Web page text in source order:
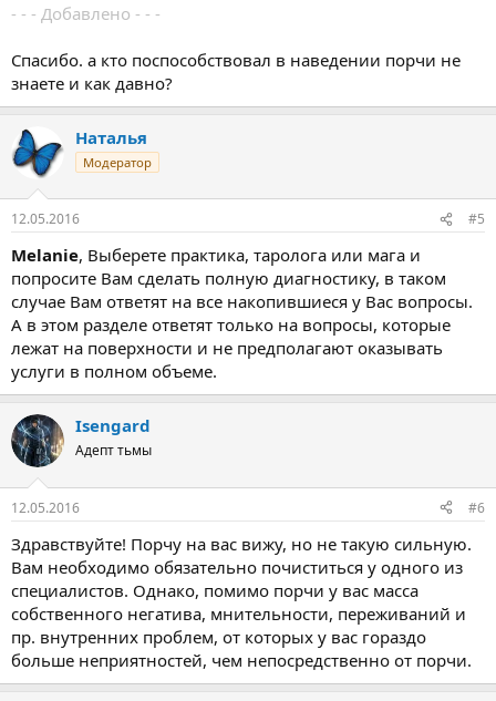
- - - Добавлено - - -
Спасибо. а кто поспособствовал в наведении порчи не
знаете и как давно?
Наталья
Модератор
12.05.2016 #5
Melanie, Выберете практика, таролога или мага и
попросите Вам сделать полную диагностику, в таком
случае Вам ответят на все накопившиеся у Вас вопросы.
А в этом разделе ответят только на вопросы, которые
лежат на поверхности и не предполагают оказывать
услуги в полном объеме.
Isengard
Адепт тьмы
12.05.2016 #6
Здравствуйте! Порчу на вас вижу, но не такую сильную.
Вам необходимо обязательно почиститься у одного из
специалистов. Однако, помимо порчи у вас масса
собственного негатива, мнительности, переживаний и
пр. внутренних проблем, от которых у вас гораздо
больше неприятностей, чем непосредственно от порчи.